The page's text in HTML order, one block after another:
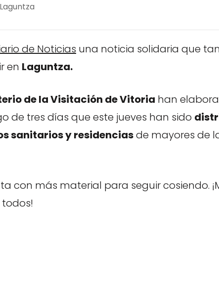
Laguntza
de Noticias una noticia solidaria que
en Laguntza.
de la Visitación de Vitoria han
de tres días que este jueves han sido
sanitarios y residenciasde mayores de
con más material para seguir cosiendo.